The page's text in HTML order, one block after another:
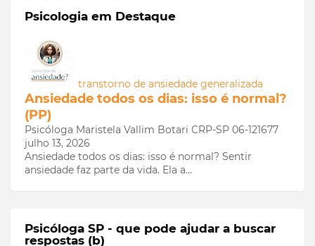
Psicologia em Destaque
transtorno de ansiedade generalizada
Ansiedade todos os dias: isso é normal?
(PP)
Psicóloga Maristela Vallim Botari CRP-SP 06-121677
julho 13, 2026
Ansiedade todos os dias: isso é normal? Sentir
ansiedade faz parte da vida. Ela a…
Psicóloga SP - que pode ajudar a buscar
respostas (b)